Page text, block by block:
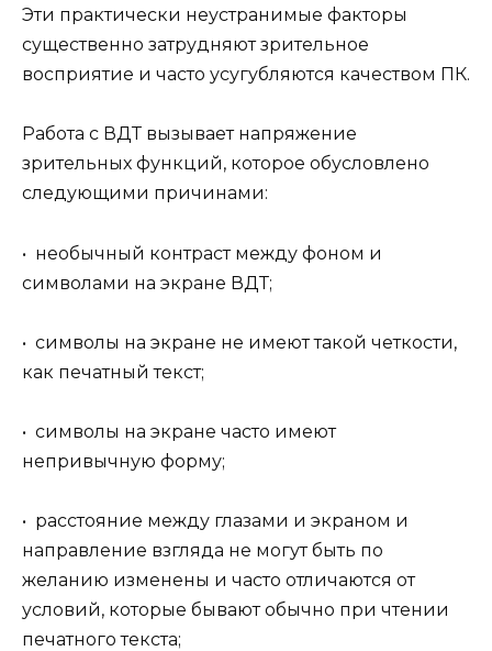
Эти практически неустранимые факторы
существенно затрудняют зрительное
восприятие и часто усугубляются качеством ПК.
Работа с ВДТ вызывает напряжение
зрительных функций, которое обусловлено
следующими причинами:
• необычный контраст между фоном и
символами на экране ВДТ;
• символы на экране не имеют такой четкости,
как печатный текст;
• символы на экране часто имеют
непривычную форму;
• расстояние между глазами и экраном и
направление взгляда не могут быть по
желанию изменены и часто отличаются от
условий, которые бывают обычно при чтении
печатного текста;